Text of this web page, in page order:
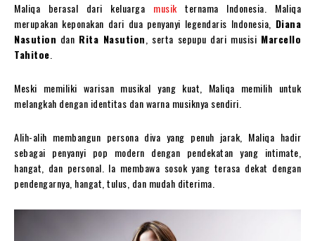
Maliqa berasal dari keluarga musik ternama Indonesia. Maliqa
merupakan keponakan dari dua penyanyi legendaris Indonesia, Diana
Nasution dan Rita Nasution, serta sepupu dari musisi Marcello
Tahitoe.
Meski memiliki warisan musikal yang kuat, Maliqa memilih untuk
melangkah dengan identitas dan warna musiknya sendiri.
Alih-alih membangun persona diva yang penuh jarak, Maliqa hadir
sebagai penyanyi pop modern dengan pendekatan yang intimate,
hangat, dan personal. Ia membawa sosok yang terasa dekat dengan
pendengarnya, hangat, tulus, dan mudah diterima.